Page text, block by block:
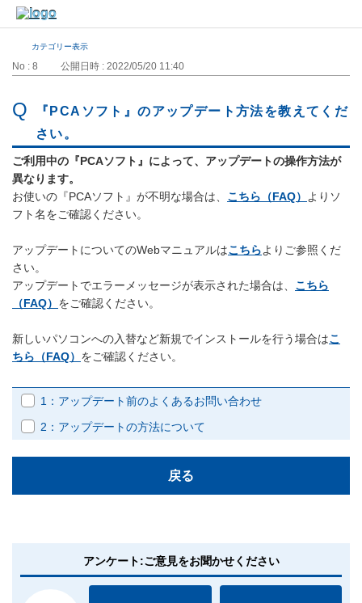
カテゴリー表示
No : 8 公開日時 : 2022/05/20 11:40
『PCAソフト』のアップデート方法を教えてくだ
さい。
ご利用中の『PCAソフト』によって、アップデートの操作方法が
異なります。
お使いの『PCAソフト』が不明な場合は、 こちら（FAQ）
よりソ
フト名をご確認ください。
アップデートについてのWebマニュアルはこちらよりご参照くだ
さい。
アップデートでエラーメッセージが表示された場合は、 こちら
（FAQ） をご確認ください。
新しいパソコンへの入替など新規でインストールを行う場合はこ
ちら（FAQ） をご確認ください。
1：アップデート前のよくあるお問い合わせ
2：アップデートの方法について
戻る
アンケート:ご意見をお聞かせください